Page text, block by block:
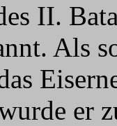
II.
Als
er